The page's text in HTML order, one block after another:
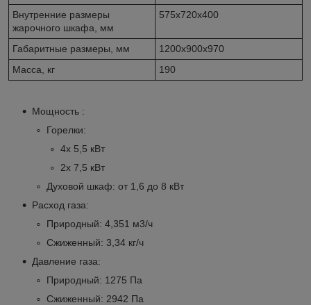
Внутренние размеры
жарочного шкафа, мм
575x720x400
Габаритные размеры, мм
1200x900x970
Масса, кг
190
Мощность :
Горелки:
4х 5,5 кВт
2х 7,5 кВт
Духовой шкаф: от 1,6 до 8 кВт
Расход газа:
Природный: 4,351 м3/ч
Сжиженный: 3,34 кг/ч
Давление газа:
Природный: 1275 Па
Сжиженный: 2942 Па